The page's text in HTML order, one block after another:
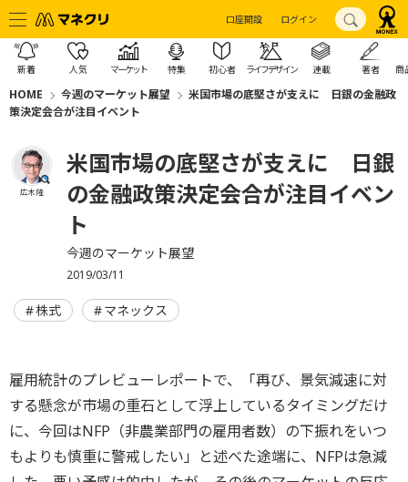
口座開設 ログイン
新着 人気 マーケット 特集 初心者 ライフデザイン 連載 著者 商
HOME 今週のマーケット展望
米国市場の底堅さが支えに 日銀の金融政
策決定会合が注目イベント
広木 隆
米国市場の底堅さが支えに 日銀
の金融政策決定会合が注目イベン
ト
今週のマーケット展望
2019/03/11
株式 マネックス
雇用統計のプレビューレポートで、「再び、景気減速に対
する懸念が市場の重石として浮上しているタイミングだけ
に、今回はNFP（非農業部門の雇用者数）の下振れをいつ
もよりも慎重に警戒したい」と述べた途端に、NFPは急減